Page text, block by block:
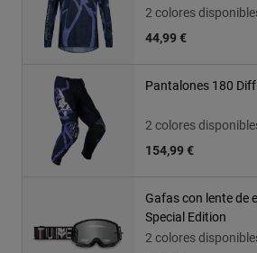
2 colores
44,99 €
Pantalones 180
2 colores
154,99 €
Gafas con lente de
Special Edition
2 colores